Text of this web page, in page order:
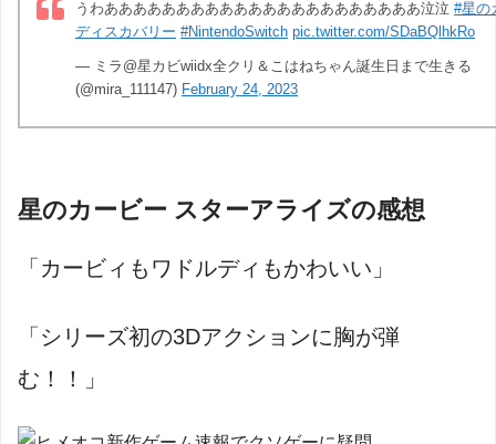
うわああああああああああああああああああああああ泣泣 #星の
ディスカバリー #NintendoSwitch pic.twitter.com/SDaBQlhkRo
— ミラ@星カビwiidx全クリ＆こはねちゃん誕生日まで生きる
(@mira_111147) February 24, 2023
星のカービー スターアライズの感想
「カービィもワドルディもかわいい」
「シリーズ初の3Dアクションに胸が弾
む！！」